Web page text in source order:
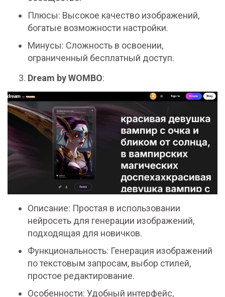
Плюсы: Высокое качество изображений,
богатые возможности настройки.
Минусы: Сложность в освоении,
ограниченный бесплатный доступ.
Dream by WOMBO:
Описание: Простая в использовании
нейросеть для генерации изображений,
подходящая для новичков.
Функциональность: Генерация изображений
по текстовым запросам, выбор стилей,
простое редактирование.
Особенности: Удобный интерфейс,